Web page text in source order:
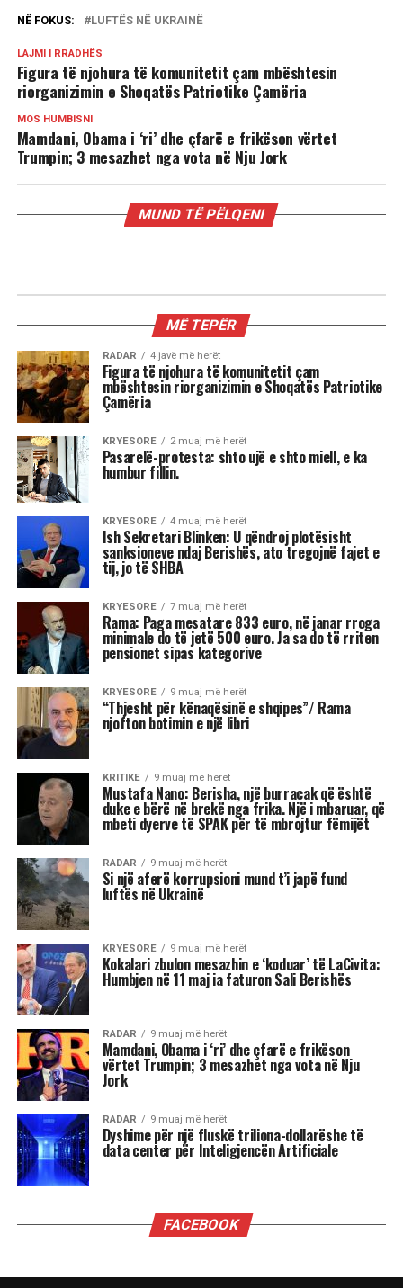
NË FOKUS: LUFTËS NË UKRAINË
LAJMI I RRADHËS
Figura të njohura të komunitetit çam mbështesin
riorganizimin e Shoqatës Patriotike Çamëria
MOS HUMBISNI
Mamdani, Obama i ‘ri’ dhe çfarë e frikëson vërtet
Trumpin; 3 mesazhet nga vota në Nju Jork
MUND TË PËLQENI
Mamdani, Obama i ‘ri’ dhe çfarë e
frikëson vërtet Trumpin; 3 mesazhet
nga vota në Nju Jork
Shkruar nga Massimo Gaggi
Fitorja e Mamdanit duhet të
trajtohet me kujdes nga
Partia Demokratike. Ajo ka
rizbuluar aftësitë e
ndërmjetësimit agresiv të
Barack Obamës, duke
shfrytëzuar shqetësimet e
votuesve në lidhje me
ekonominë përpara
zgjedhjeve të mesit të
mandatit…
Tenda e madhe, kostoja e lartë e jetesës,
rregullat në ndryshim të lojës: në dritën e fitores
së Mamdanit, kryetarit të ri të bashkisë së Nju
Jorkut, Socialist Demokrat, dhe sukseseve të tjera
të Partisë Progresive në zgjedhjet e 4 nëntorit,
nga fitimi i posteve të guvernatorëve të
Virxhinias dhe Nju Xhersit deri te fitorja në
referendum në Kaliforni, këto tre fronte do të
jenë vendimtare, një vit nga tani, në zgjedhjet e
nga kontrolli i Kongresit.
Fitorja e madhe e Mamdanit, me mobilizimin e